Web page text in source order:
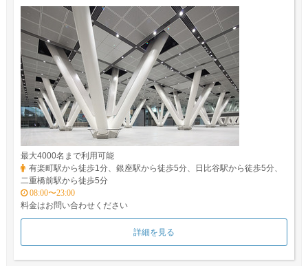
最大4000名まで利用可能
有楽町駅から徒歩1分、銀座駅から徒歩5分、日比谷駅から徒歩5分、
二重橋前駅から徒歩5分
08:00〜23:00
料金はお問い合わせください
詳細を見る